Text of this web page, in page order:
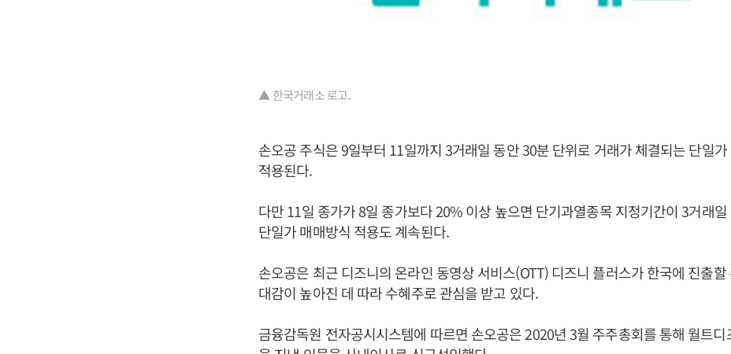
▲ 한국거래소 로고.
손오공 주식은 9일부터 11일까지 3거래일 동안 30분 단위로 거래가 체결되는 단일
적용된다.
다만 11일 종가가 8일 종가보다 20% 이상 높으면 단기과열종목 지정기간이 3거래
단일가 매매방식 적용도 계속된다.
손오공은 최근 디즈니의 온라인 동영상 서비스(OTT) 디즈니 플러스가 한국에 진출할
대감이 높아진 데 따라 수혜주로 관심을 받고 있다.
금융감독원 전자공시시스템에 따르면 손오공은 2020년 3월 주주총회를 통해 월트디